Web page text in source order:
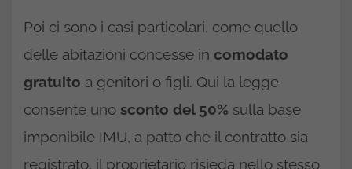
Poi ci sono i casi particolari, come quello
delle abitazioni concesse in comodato
gratuito a genitori o figli. Qui la legge
consente uno sconto del 50% sulla base
imponibile IMU, a patto che il contratto sia
registrato, il proprietario risieda nello stesso